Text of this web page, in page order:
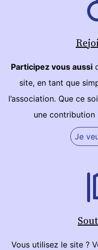
Participez vous aussi
site, en tant que
l’association. Que ce
une contribution
Je
Vous utilisez le site ?